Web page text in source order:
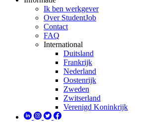
Ik ben werkgever
Over StudentJob
Contact
FAQ
International
Duitsland
Frankrijk
Nederland
Oostenrijk
Zweden
Zwitserland
Verenigd Koninkrijk